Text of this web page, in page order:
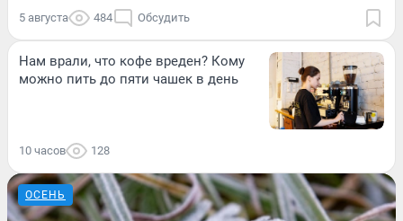
5 августа 484 Обсудить
Нам врали, что кофе вреден? Кому
можно пить до пяти чашек в день
10 часов 128
ОСЕНЬ